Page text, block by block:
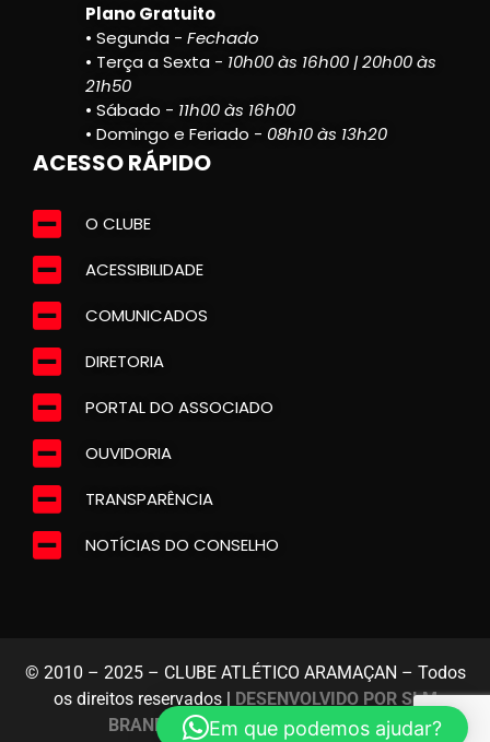
Plano Gratuito
• Segunda - Fechado
• Terça a Sexta - 10h00 às 16h00 | 20h00 às
21h50
• Sábado - 11h00 às 16h00
• Domingo e Feriado - 08h10 às 13h20
ACESSO RÁPIDO
O CLUBE
ACESSIBILIDADE
COMUNICADOS
DIRETORIA
PORTAL DO ASSOCIADO
OUVIDORIA
TRANSPARÊNCIA
NOTÍCIAS DO CONSELHO
© 2010 – 2025 – CLUBE ATLÉTICO ARAMAÇAN – Todos
os direitos reservados | DESENVOLVIDO POR SLM
BRANDING E MARKETING DIGITAL
Em que podemos ajudar?